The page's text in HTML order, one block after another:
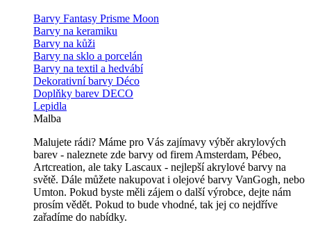
Barvy Fantasy Prisme Moon
Barvy na keramiku
Barvy na kůži
Barvy na sklo a porcelán
Barvy na textil a hedvábí
Dekorativní barvy Déco
Doplňky barev DECO
Lepidla
Malba
Malujete rádi? Máme pro Vás zajímavy výběr akrylových
barev - naleznete zde barvy od firem Amsterdam, Pébeo,
Artcreation, ale taky Lascaux - nejlepší akrylové barvy na
světě. Dále můžete nakupovat i olejové barvy VanGogh, nebo
Umton. Pokud byste měli zájem o další výrobce, dejte nám
prosím vědět. Pokud to bude vhodné, tak jej co nejdříve
zařadíme do nabídky.